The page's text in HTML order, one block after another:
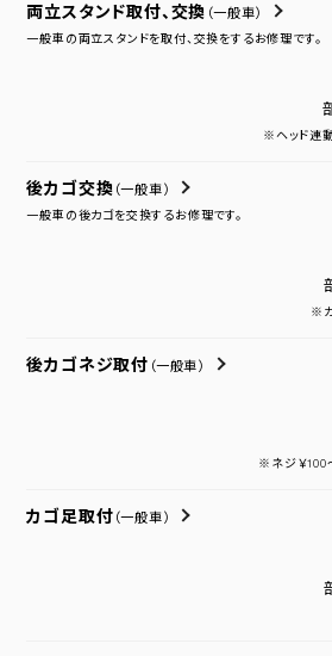
両立スタンド取付、交換 （一般車）
一般車の両立スタンドを取付、交換をするお修理です。
※ヘッド連
後カゴ交換 （一般車）
一般車の後カゴを交換するお修理です。
※
後カゴネジ取付 （一般車）
※ネジ￥100
カゴ足取付 （一般車）